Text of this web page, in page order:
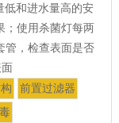
低和进水量高的安
；使用杀菌灯每两
管，检查表面是否
前置过滤器